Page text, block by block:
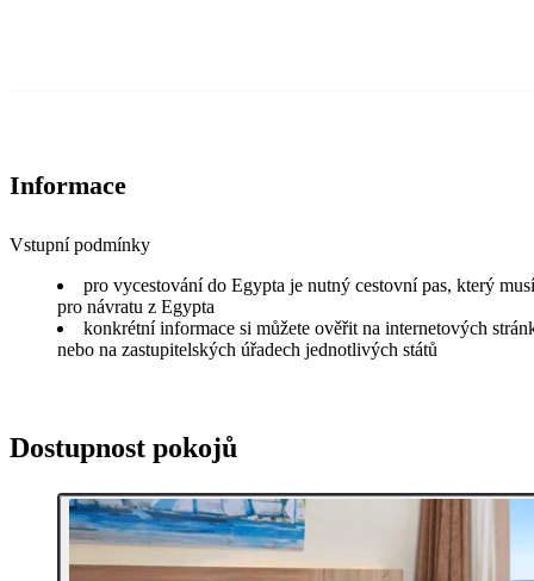
Informace
Vstupní podmínky
pro vycestování do Egypta je nutný cestovní pas, který
pro návratu z Egypta
konkrétní informace si můžete ověřit na internetových
nebo na zastupitelských úřadech jednotlivých států
Dostupnost pokojů